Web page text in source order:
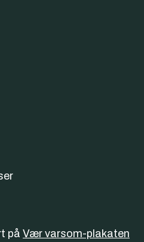
på Vær varsom-plakaten